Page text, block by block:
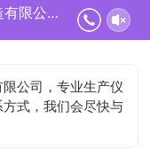
安徽省锐凌计量器制造有限公司正在为您服务
公司，专业生产仪
式，我们会尽快与